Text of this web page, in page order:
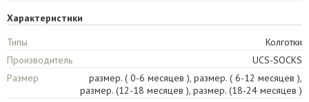
Характеристики
Типы
Колготки
Производитель
UCS-SOCKS
Размер
размер. ( 0-6 месяцев ), размер. ( 6-12 месяцев ),
размер. (12-18 месяцев ), размер. (18-24 месяцев )